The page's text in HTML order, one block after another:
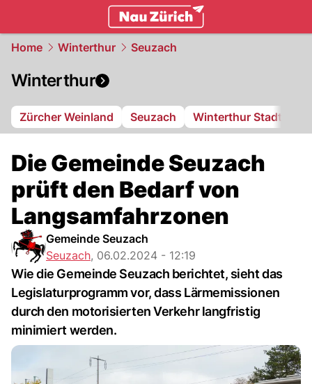
Home Winterthur Seuzach
Winterthur
Zürcher Weinland Seuzach Winterthur Stadt
Die Gemeinde Seuzach
prüft den Bedarf von
Langsamfahrzonen
Gemeinde Seuzach
Seuzach, 06.02.2024 - 12:19
Wie die Gemeinde Seuzach berichtet, sieht das
Legislaturprogramm vor, dass Lärmemissionen
durch den motorisierten Verkehr langfristig
minimiert werden.